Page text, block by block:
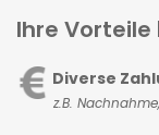
Ihre Vorteile
Diverse
z.B.